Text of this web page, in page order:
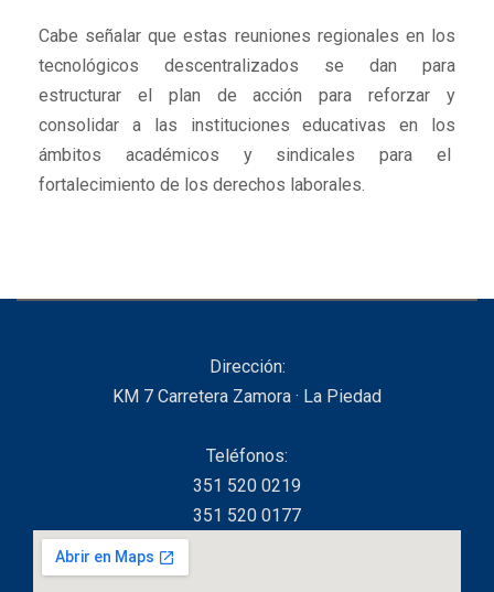
Cabe señalar que estas reuniones regionales en los
tecnológicos descentralizados se dan para
estructurar el plan de acción para reforzar y
consolidar a las instituciones educativas en los
ámbitos académicos y sindicales para el
fortalecimiento de los derechos laborales.
Dirección:
KM 7 Carretera Zamora · La Piedad
Teléfonos:
351 520 0219
351 520 0177